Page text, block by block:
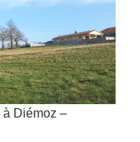
à Diémoz –